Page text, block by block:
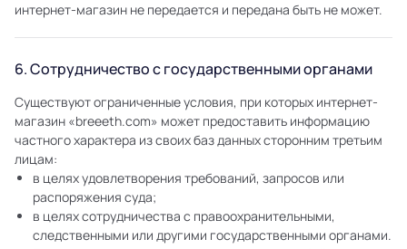
интернет-магазин не передается и передана быть не может.
6. Сотрудничество с государственными органами
Существуют ограниченные условия, при которых интернет-
магазин «breeeth.com» может предоставить информацию
частного характера из своих баз данных сторонним третьим
лицам:
в целях удовлетворения требований, запросов или
распоряжения суда;
в целях сотрудничества с правоохранительными,
следственными или другими государственными органами.